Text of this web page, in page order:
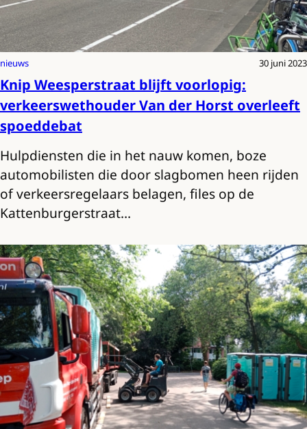
nieuws 30 juni 2023
Knip Weesperstraat blijft voorlopig:
verkeerswethouder Van der Horst overleeft
spoeddebat
Hulpdiensten die in het nauw komen, boze
automobilisten die door slagbomen heen rijden
of verkeersregelaars belagen, files op de
Kattenburgerstraat…